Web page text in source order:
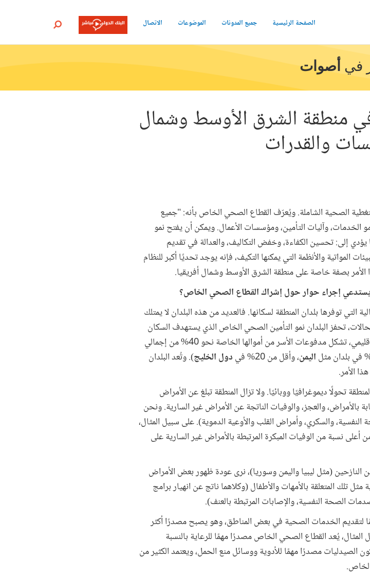
الصفحة الرئيسية جميع المدونات الموضوعات الاتصال بحث
في أصوات
منطقة الشرق الأوسط وشمال
والقدرات
الصحية الشاملة. ويُعرّف القطاع الصحي الخاص بأنه: "جميع
الخدمات، وآليات التأمين، ومؤسسات الأعمال. ويمكن أن يفتح نمو
إلى: تحسين الكفاءة، وخفض التكاليف، والعدالة في تقديم
المواتية والأنظمة التي يمكنها التكيف، فإنه يوجد تحديًا أكبر للنظام
الأمر بصفة خاصة على منطقة الشرق الأوسط وشمال أفريقيا.
إجراء حوار حول إشراك القطاع الصحي الخاص؟
التي توفرها بلدان المنطقة لسكانها. فالعديد من هذه البلدان لا يمتلك
تحفز البلدان نمو التأمين الصحي الخاص الذي يستهدف السكان
الأكثر ثراءً والعاملين في القطاع الرسمي. ومن حيث المتوسط الإقليمي، تشكل مدفوعات الأسر من أموالها الخاصة نحو 40% من إجمالي
اليمن، وأقل من 20% في دول الخليج). وتُعد البلدان
الأمر.
تحولًا ديموغرافيًا ووبائيًا. ولا تزال المنطقة تبلغ عن الأمراض
والعجز، والوفيات الناتجة عن الأمراض غير السارية. ونحن
والسكري، وأمراض القلب والأوعية الدموية). على سبيل المثال،
نسبة من الوفيات المبكرة المرتبطة بالأمراض غير السارية على
النازحين (مثل ليبيا واليمن وسوريا)، نرى عودة ظهور بعض الأمراض
تلك المتعلقة بالأمهات والأطفال (وكلاهما ناتج عن انهيار برامج
الصحة النفسية، والإصابات المرتبطة بالعنف).
لتقديم الخدمات الصحية في بعض المناطق، وهو يصبح مصدرًا أكثر
يُعد القطاع الصحي الخاص مصدرًا مهمًا للرعاية بالنسبة
مصدرًا مهمًا للأدوية ووسائل منع الحمل، ويعتمد الكثير من
الخاص.